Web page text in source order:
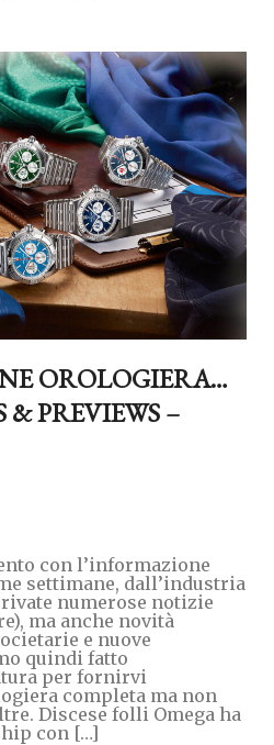
OROLOGIERA…
& PREVIEWS –
con l’informazione
settimane, dall’industria
numerose notizie
ma anche novità
e nuove
quindi fatto
per fornirvi
completa ma non
Discese folli Omega ha
con […]